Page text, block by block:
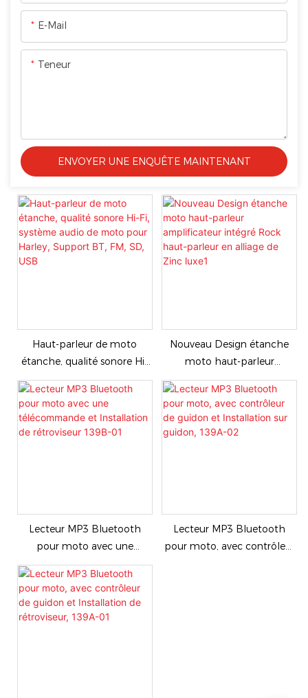
E-Mail
Teneur
ENVOYER UNE ENQUÊTE MAINTENANT
Haut-parleur de moto
étanche, qualité sonore Hi-
Fi, système audio de moto
pour Harley, Support BT,
FM, SD, USB
Nouveau Design étanche
moto haut-parleur
amplificateur intégré Rock
haut-parleur en alliage de
Zinc luxe1
Lecteur MP3 Bluetooth
pour moto avec une
télécommande et
Installation de rétroviseur
139B-01
Lecteur MP3 Bluetooth
pour moto, avec contrôleur